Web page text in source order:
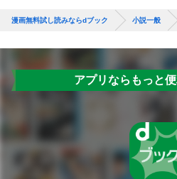
漫画無料試し読みならdブック 小説一般
アプリならもっと